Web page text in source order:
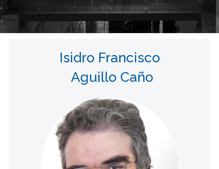
Isidro Francisco
Aguillo Caño